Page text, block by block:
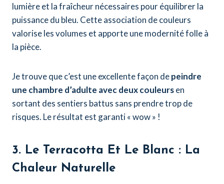
lumière et la fraîcheur nécessaires pour équilibrer la
puissance du bleu. Cette association de couleurs
valorise les volumes et apporte une modernité folle à
la pièce.
Je trouve que c’est une excellente façon depeindre
une chambre d’adulte avec deux couleursen
sortant des sentiers battus sans prendre trop de
risques. Le résultat est garanti « wow » !
3. Le Terracotta Et Le Blanc : La
Chaleur Naturelle